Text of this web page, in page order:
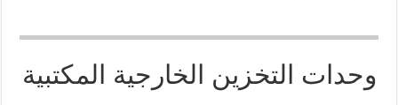
وحدات التخزين الخارجية المكتبية